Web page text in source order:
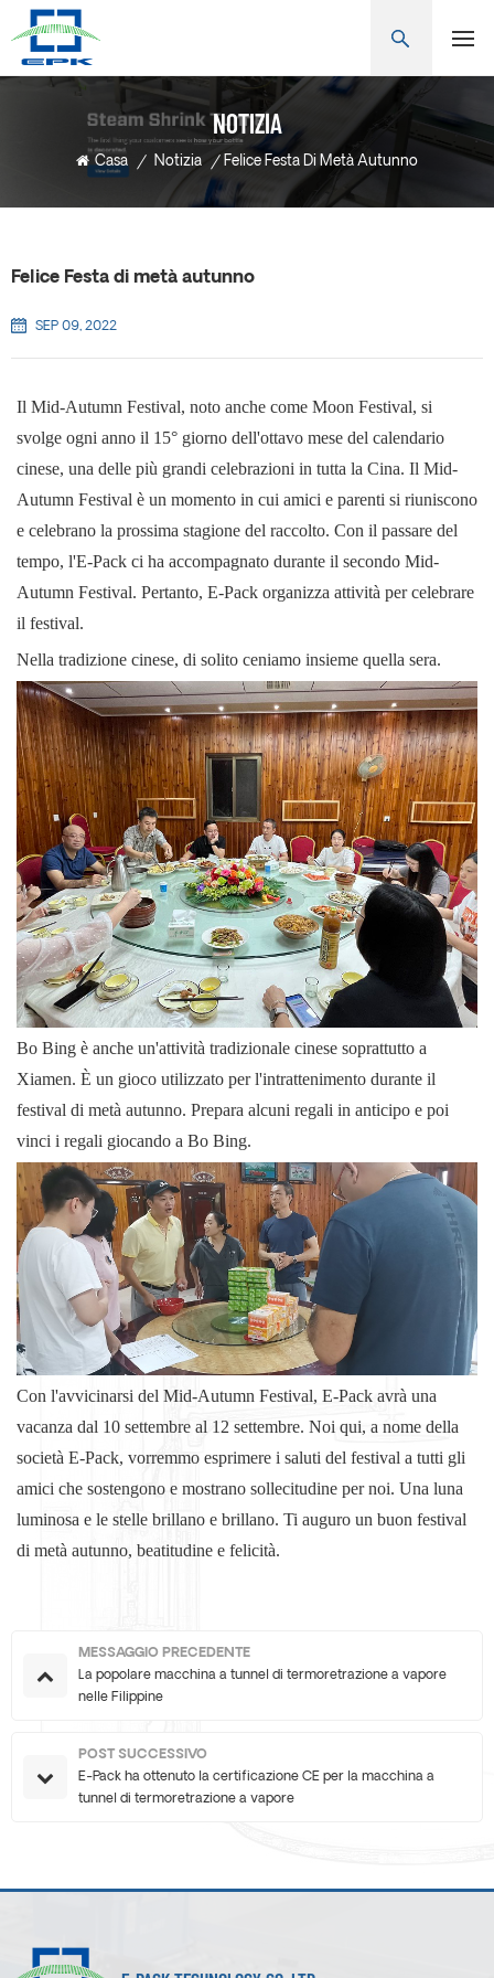
NOTIZIA
Casa / Notizia / Felice Festa Di Metà Autunno
Felice Festa di metà autunno
SEP 09, 2022
Il Mid-Autumn Festival, noto anche come Moon Festival, si
svolge ogni anno il 15° giorno dell'ottavo mese del calendario
cinese, una delle più grandi celebrazioni in tutta la Cina. Il Mid-
Autumn Festival è un momento in cui amici e parenti si riuniscono
e celebrano la prossima stagione del raccolto. Con il passare del
tempo, l'E-Pack ci ha accompagnato durante il secondo Mid-
Autumn Festival. Pertanto, E-Pack organizza attività per celebrare
il festival.
Nella tradizione cinese, di solito ceniamo insieme quella sera.
Bo Bing è anche un'attività tradizionale cinese soprattutto a
Xiamen. È un gioco utilizzato per l'intrattenimento durante il
festival di metà autunno. Prepara alcuni regali in anticipo e poi
vinci i regali giocando a Bo Bing.
Con l'avvicinarsi del Mid-Autumn Festival, E-Pack avrà una
vacanza dal 10 settembre al 12 settembre. Noi qui, a nome della
società E-Pack, vorremmo esprimere i saluti del festival a tutti gli
amici che sostengono e mostrano sollecitudine per noi. Una luna
luminosa e le stelle brillano e brillano. Ti auguro un buon festival
di metà autunno, beatitudine e felicità.
MESSAGGIO PRECEDENTE
La popolare macchina a tunnel di termoretrazione a vapore
nelle Filippine
POST SUCCESSIVO
E-Pack ha ottenuto la certificazione CE per la macchina a
tunnel di termoretrazione a vapore